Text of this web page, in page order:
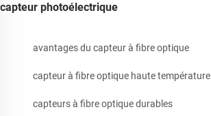
capteur photoélectrique
avantages du capteur à fibre optique
capteur à fibre optique haute température
capteurs à fibre optique durables